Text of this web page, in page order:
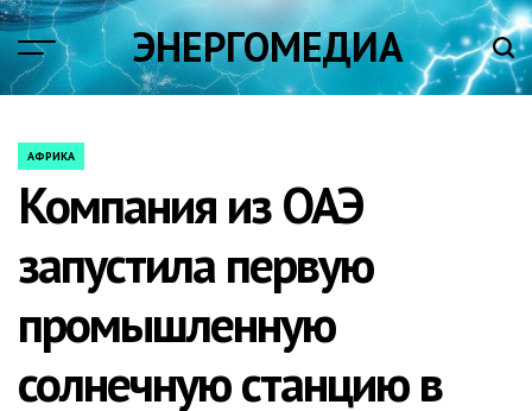
Skip
content
ЭНЕРГОМЕДИА
POSTED
АФРИКА
Компания из ОАЭ
запустила первую
промышленную
солнечную станцию в